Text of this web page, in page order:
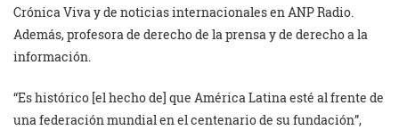
Crónica Viva y de noticias internacionales en ANP Radio.
Además, profesora de derecho de la prensa y de derecho a la
información.
“Es histórico [el hecho de] que América Latina esté al frente de
una federación mundial en el centenario de su fundación”,